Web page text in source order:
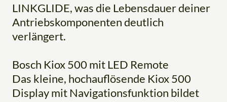
LINKGLIDE, was die Lebensdauer deiner
Antriebskomponenten deutlich
verlängert.
Bosch Kiox 500 mit LED Remote
Das kleine, hochauflösende Kiox 500
Display mit Navigationsfunktion bildet